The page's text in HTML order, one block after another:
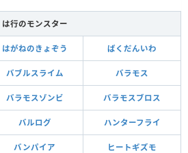
は行のモンスター
はがねのきょぞう ばくだんいわ
バブルスライム バラモス
バラモスゾンビ バラモスブロス
バルログ ハンターフライ
バンパイア ヒートギズモ